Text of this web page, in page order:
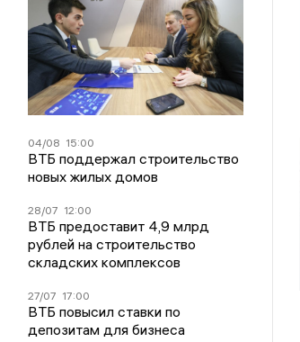
04/08 15:00
ВТБ поддержал строительство
новых жилых домов
28/07 12:00
ВТБ предоставит 4,9 млрд
рублей на строительство
складских комплексов
27/07 17:00
ВТБ повысил ставки по
депозитам для бизнеса